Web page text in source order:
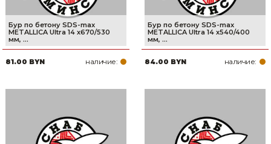
Бур по бетону SDS-max
METALLICA Ultra 14 х670/530
мм, ...
81.00 BYN наличие:
Бур по бетону SDS-max
METALLICA Ultra 14 х540/400
мм, ...
84.00 BYN наличие: